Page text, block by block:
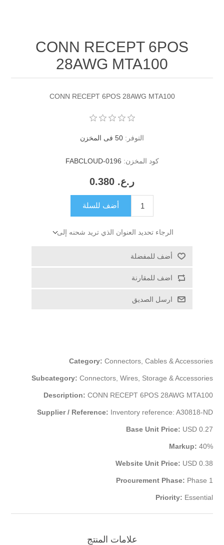
CONN RECEPT 6POS
28AWG MTA100
CONN RECEPT 6POS 28AWG MTA100
التوفر: 50 فى المخزن
كود المخزن: FABCLOUD-0196
ر.ع.‏‏ 0.380
أضف للسلة
الرجاء تحديد العنوان الذي تريد شحنه إلى
أضف للمفضلة
اضف للمقارنة
ارسل الصديق
Category: Connectors, Cables & Accessories
Subcategory: Connectors, Wires, Storage & Accessories
Description: CONN RECEPT 6POS 28AWG MTA100
Supplier / Reference: Inventory reference: A30818-ND
Base Unit Price: USD 0.27
Markup: 40%
Website Unit Price: USD 0.38
Procurement Phase: Phase 1
Priority: Essential
علامات المنتج